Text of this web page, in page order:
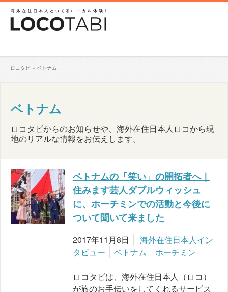
ロコタビ » ベトナム
ベトナム
ロコタビからのお知らせや、海外在住日本人ロコから現
地のリアルな情報をお伝えします。
ベトナムの「笑い」の開拓者へ｜
住みます芸人ダブルウィッシュ
に、ホーチミンでの活動と今後に
ついて聞いて来ました
2017年11月8日
海外在住日本人イン
タビュー
ベトナム ホーチミン
ロコタビは、海外在住日本人（ロコ）
が旅のお手伝いをしてくれるサービス